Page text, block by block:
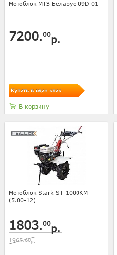
Мотоблок МТЗ Беларус 09D-01
7200.00р.
Купить в один клик
В корзину
Мотоблок Stark ST-1000КМ
(5.00-12)
1803.00р.
1965.60р.